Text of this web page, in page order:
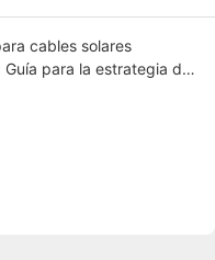
cables solares
Guía para la estrategia de